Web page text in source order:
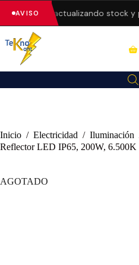
AVISO
estamos actualizando stock y
Inicio / Electricidad / Iluminación
Reflector LED IP65, 200W, 6.500K
AGOTADO